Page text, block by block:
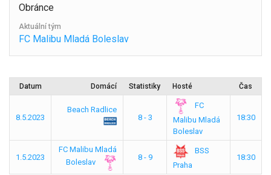
Obránce
Aktuální tým
FC Malibu Mladá Boleslav
Datum Domácí Statistiky Hosté Čas
8.5.2023
Beach Radlice
8 - 3
FC
Malibu Mladá
Boleslav
18:30
1.5.2023
FC Malibu Mladá
Boleslav
8 - 9
BSS
Praha
18:30